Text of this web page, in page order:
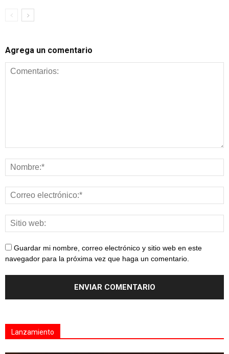
Agrega un comentario
Guardar mi nombre, correo electrónico y sitio web en este
navegador para la próxima vez que haga un comentario.
Lanzamiento